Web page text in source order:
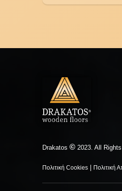
Drakatos © 2023. All
Πολιτική Cookies | Πολιτική